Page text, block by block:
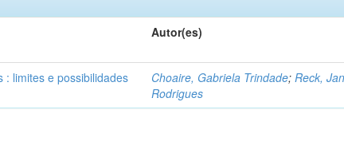
Autor(es)
: limites e possibilidades
Choaire, Gabriela Trindade;Reck,
Rodrigues